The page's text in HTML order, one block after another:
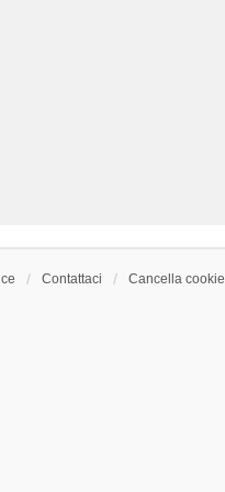
Contattaci Cancella cookie